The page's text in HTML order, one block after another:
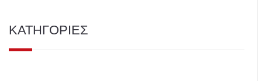
ΚΑΤΗΓΟΡΙΕΣ